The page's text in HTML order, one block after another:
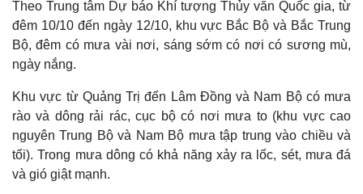
Theo Trung tâm Dự báo Khí tượng Thủy văn Quốc gia, từ
đêm 10/10 đến ngày 12/10, khu vực Bắc Bộ và Bắc Trung
Bộ, đêm có mưa vài nơi, sáng sớm có nơi có sương mù,
ngày nắng.
Khu vực từ Quảng Trị đến Lâm Đồng và Nam Bộ có mưa
rào và dông rải rác, cục bộ có nơi mưa to (khu vực cao
nguyên Trung Bộ và Nam Bộ mưa tập trung vào chiều và
tối). Trong mưa dông có khả năng xảy ra lốc, sét, mưa đá
và gió giật mạnh.